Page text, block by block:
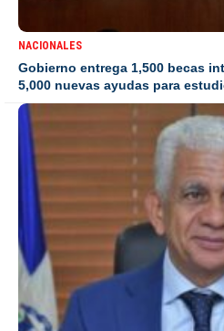
NACIONALES
Gobierno entrega 1,500 becas
5,000 nuevas ayudas para